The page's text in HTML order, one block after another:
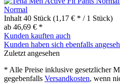
Normal
Inhalt 40 Stück (1,17 € * / 1 Stück)
ab 46,69 € *
Kunden kauften auch
Kunden haben sich ebenfalls
Zuletzt angesehen
* Alle Preise inklusive gesetzlicher
gegebenfalls Versandkosten, wenn